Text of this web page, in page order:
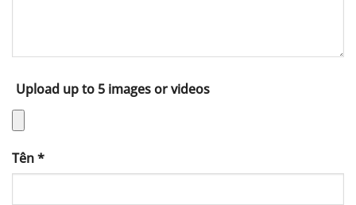
Upload up to 5 images or videos
Tên*